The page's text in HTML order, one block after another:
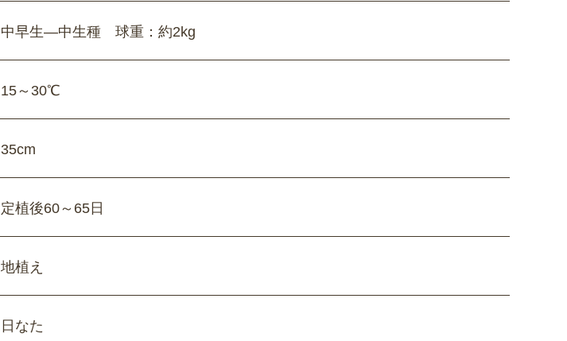
中早生―中生種 球重：約2kg
15～30℃
35cm
定植後60～65日
地植え
日なた